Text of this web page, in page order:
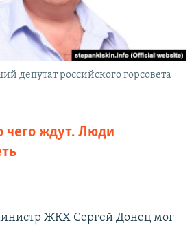
депутат российского горсовета
чего ждут. Люди
ЖКХ Сергей Донец мог